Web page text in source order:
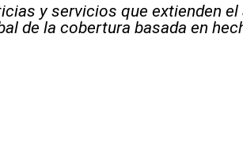
y servicios que extienden el
de la cobertura basada en